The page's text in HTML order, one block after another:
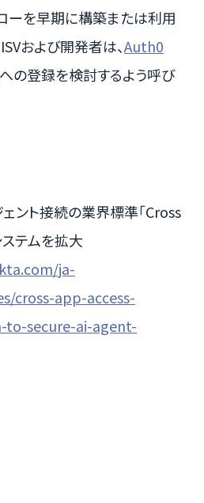
ーを早期に構築または利用
および開発者は、Auth0
への登録を検討するよう呼び
ント接続の業界標準「Cross
テムを拡大
ja-
cross-app-access-
to-secure-ai-agent-